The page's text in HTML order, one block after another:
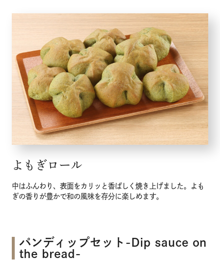
よもぎロール
中はふんわり、表面をカリッと香ばしく焼き上げました。よも
ぎの香りが豊かで和の風味を存分に楽しめます。
パンディップセット-Dip sauce on
the bread-